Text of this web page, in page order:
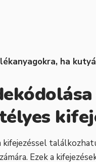
ha
Ezek a